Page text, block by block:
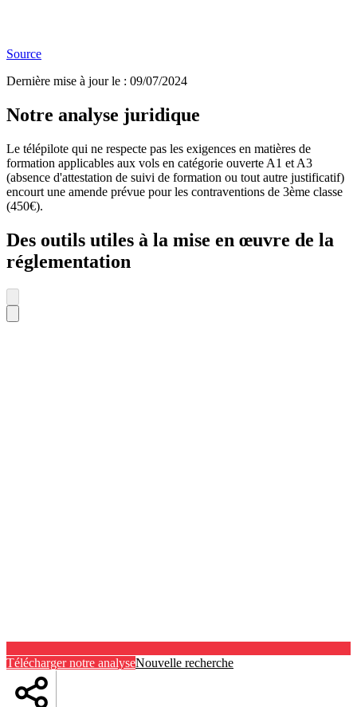
Source
Dernière mise à jour le : 09/07/2024
Notre analyse juridique
Le télépilote qui ne respecte pas les exigences en matières de
formation applicables aux vols en catégorie ouverte A1 et A3
(absence d'attestation de suivi de formation ou tout autre justificatif)
encourt une amende prévue pour les contraventions de 3ème classe
(450€).
Des outils utiles à la mise en œuvre de la
réglementation
Télécharger notre analyseNouvelle recherche